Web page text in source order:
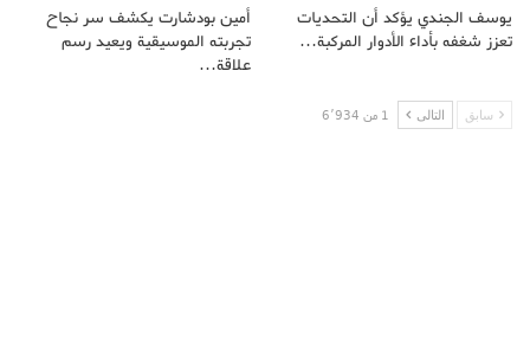
يوسف الجندي يؤكد أن التحديات
تعزز شغفه بأداء الأدوار المركبة…
أمين بودشارت يكشف سر نجاح
تجربته الموسيقية ويعيد رسم
علاقة…
سابق التالى 1 من 6٬934